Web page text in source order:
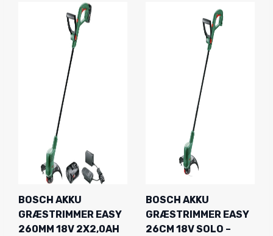
BOSCH AKKU
GRÆSTRIMMER EASY
260MM 18V 2X2,0AH
BOSCH AKKU
GRÆSTRIMMER EASY
26CM 18V SOLO –